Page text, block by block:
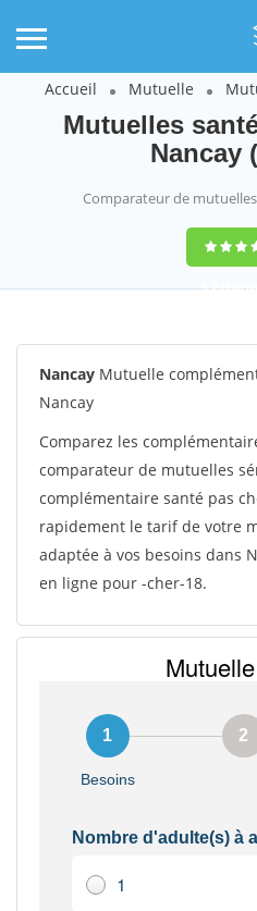
Accueil Mutuelle
Mutuelles
Nancay
Comparateur de
9,2
Nancay Mutuelle
Nancay
Comparez les
comparateur de mutuelles
complémentaire santé pas
rapidement le tarif de votre
adaptée à vos besoins dans
en ligne pour -cher-18.